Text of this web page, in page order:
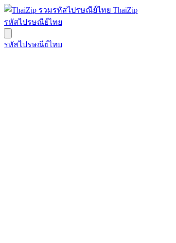
ThaiZip
รหัสไปรษณีย์ไทย
รหัสไปรษณีย์ไทย